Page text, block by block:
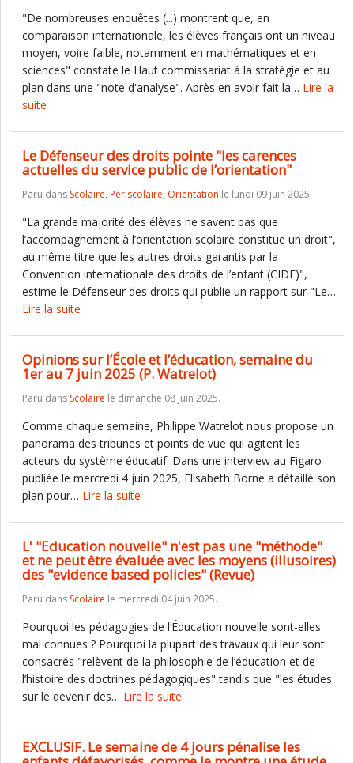
"De nombreuses enquêtes (...) montrent que, en
comparaison internationale, les élèves français ont un niveau
moyen, voire faible, notamment en mathématiques et en
sciences" constate le Haut commissariat à la stratégie et au
plan dans une "note d'analyse". Après en avoir fait la… Lire la
suite
Le Défenseur des droits pointe "les carences
actuelles du service public de l’orientation"
Paru dans Scolaire, Périscolaire, Orientation le lundi 09 juin 2025.
"La grande majorité des élèves ne savent pas que
l’accompagnement à l’orientation scolaire constitue un droit",
au même titre que les autres droits garantis par la
Convention internationale des droits de l’enfant (CIDE)",
estime le Défenseur des droits qui publie un rapport sur "Le…
Lire la suite
Opinions sur l’École et l’éducation, semaine du
1er au 7 juin 2025 (P. Watrelot)
Paru dans Scolaire le dimanche 08 juin 2025.
Comme chaque semaine, Philippe Watrelot nous propose un
panorama des tribunes et points de vue qui agitent les
acteurs du système éducatif. Dans une interview au Figaro
publiée le mercredi 4 juin 2025, Elisabeth Borne a détaillé son
plan pour… Lire la suite
L' "Education nouvelle" n'est pas une "méthode"
et ne peut être évaluée avec les moyens (illusoires)
des "evidence based policies" (Revue)
Paru dans Scolaire le mercredi 04 juin 2025.
Pourquoi les pédagogies de l’Éducation nouvelle sont-elles
mal connues ? Pourquoi la plupart des travaux qui leur sont
consacrés "relèvent de la philosophie de l’éducation et de
l’histoire des doctrines pédagogiques" tandis que "les études
sur le devenir des… Lire la suite
EXCLUSIF. Le semaine de 4 jours pénalise les